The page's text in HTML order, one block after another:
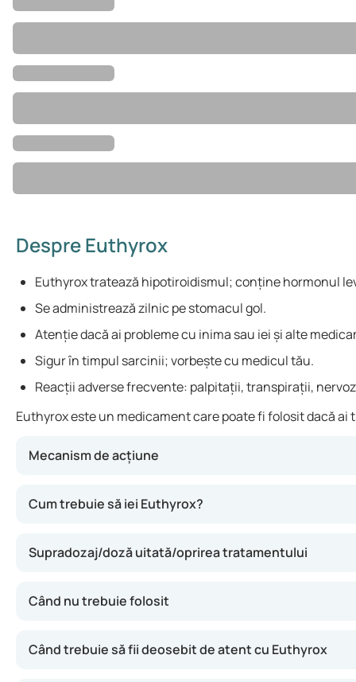
Despre Euthyrox
Euthyrox tratează hipotiroidismul; conține hormonul
Se administrează zilnic pe stomacul gol.
Atenție dacă ai probleme cu inima sau iei și alte
Sigur în timpul sarcinii; vorbește cu medicul tău.
Reacții adverse frecvente: palpitații, transpirații,
Euthyrox este un medicament care poate fi folosit dacă
Mecanism de acțiune
Cum trebuie să iei Euthyrox?
Supradozaj/doză uitată/oprirea tratamentului
Când nu trebuie folosit
Când trebuie să fii deosebit de atent cu Euthyrox